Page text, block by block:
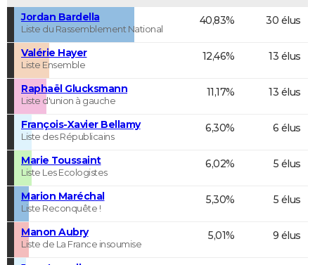
Jordan Bardella
Liste du Rassemblement National
40,83% 30 élus
Valérie Hayer
Liste Ensemble
12,46% 13 élus
Raphaël Glucksmann
Liste d'union à gauche
11,17% 13 élus
François-Xavier Bellamy
Liste des Républicains
6,30% 6 élus
Marie Toussaint
Liste Les Ecologistes
6,02% 5 élus
Marion Maréchal
Liste Reconquête !
5,30% 5 élus
Manon Aubry
Liste de La France insoumise
5,01% 9 élus